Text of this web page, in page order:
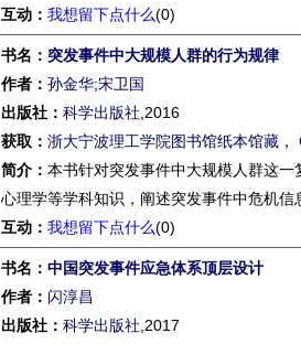
互动： 我想留下点什么(0)
书名： 突发事件中大规模人群的行为规律
作者： 孙金华;宋卫国
出版社： 科学出版社 ,2016
获取： 浙大宁波理工学院图书馆纸本馆藏 ，
简介： 本书针对突发事件中大规模人群这
心理学等学科知识，阐述突发事件中危机
互动： 我想留下点什么(0)
书名： 中国突发事件应急体系顶层设计
作者： 闪淳昌
出版社： 科学出版社 ,2017